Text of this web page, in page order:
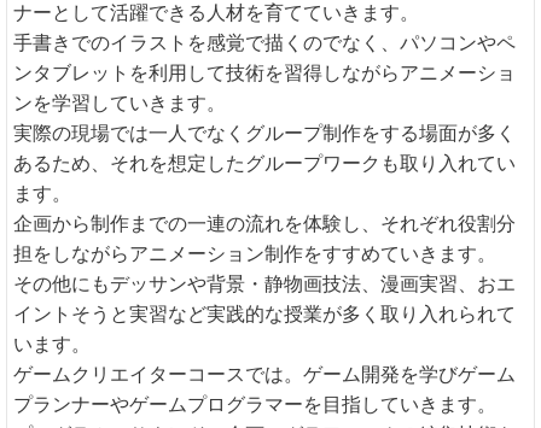
ナーとして活躍できる人材を育てていきます。
手書きでのイラストを感覚で描くのでなく、パソコンやペ
ンタブレットを利用して技術を習得しながらアニメーショ
ンを学習していきます。
実際の現場では一人でなくグループ制作をする場面が多く
あるため、それを想定したグループワークも取り入れてい
ます。
企画から制作までの一連の流れを体験し、それぞれ役割分
担をしながらアニメーション制作をすすめていきます。
その他にもデッサンや背景・静物画技法、漫画実習、おエ
イントそうと実習など実践的な授業が多く取り入れられて
います。
ゲームクリエイターコースでは。ゲーム開発を学びゲーム
プランナーやゲームプログラマーを目指していきます。